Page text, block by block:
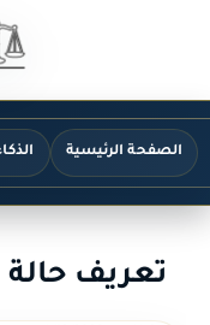
الصفحة الرئيسية
تعريف حالة